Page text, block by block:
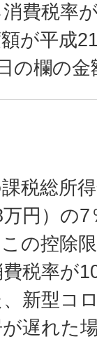
費税率
が平成
の欄の
税総所
円）の
この控除
税率が
新型コ
遅れた